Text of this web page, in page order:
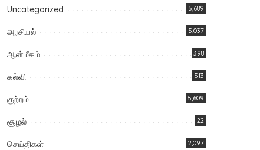
Uncategorized 5,689
அரசியல் 5,037
ஆன்மீகம் 398
கல்வி 513
குற்றம் 5,609
சூழல் 22
செய்திகள் 2,097